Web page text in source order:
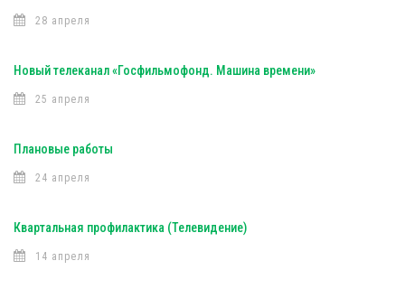
28 апреля
Новый телеканал «Госфильмофонд. Машина времени»
25 апреля
Плановые работы
24 апреля
Квартальная профилактика (Телевидение)
14 апреля